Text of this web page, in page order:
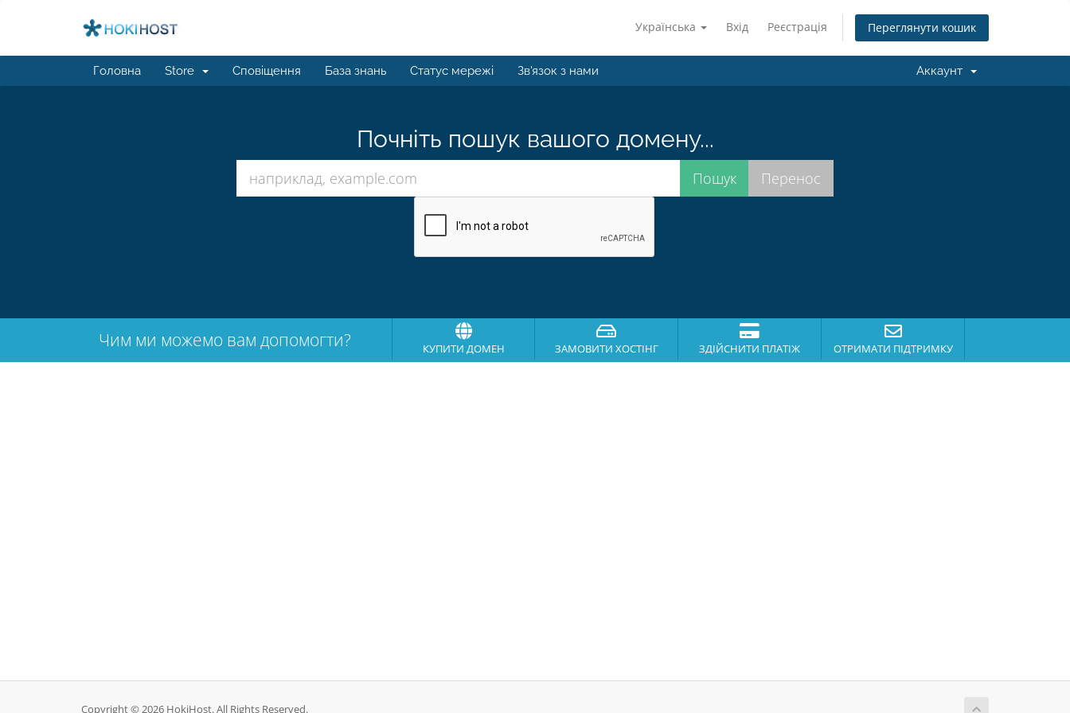
Українська Вхід Реєстрація Переглянути кошик
Головна Store Сповіщення База знань Статус мережі Зв'язок з нами Аккаунт
Почніть пошук вашого домену...
Чим ми можемо вам допомогти? КУПИТИ ДОМЕН ЗАМОВИТИ ХОСТІНГ ЗДІЙСНИТИ ПЛАТІЖ ОТРИМАТИ ПІДТРИМКУ
Copyright © 2026 HokiHost. All Rights Reserved.